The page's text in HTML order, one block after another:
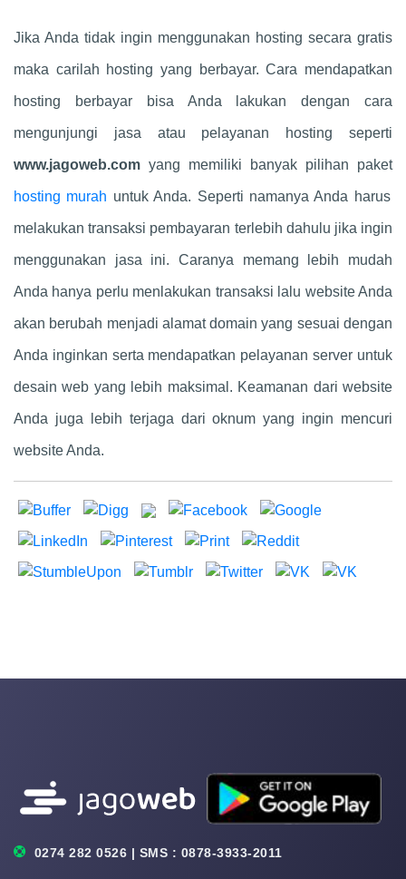
Jika Anda tidak ingin menggunakan hosting secara gratis
maka carilah hosting yang berbayar. Cara mendapatkan
hosting berbayar bisa Anda lakukan dengan cara
mengunjungi jasa atau pelayanan hosting seperti
www.jagoweb.com yang memiliki banyak pilihan paket
hosting murah untuk Anda. Seperti namanya Anda harus
melakukan transaksi pembayaran terlebih dahulu jika ingin
menggunakan jasa ini. Caranya memang lebih mudah
Anda hanya perlu menlakukan transaksi lalu website Anda
akan berubah menjadi alamat domain yang sesuai dengan
Anda inginkan serta mendapatkan pelayanan server untuk
desain web yang lebih maksimal. Keamanan dari website
Anda juga lebih terjaga dari oknum yang ingin mencuri
website Anda.
0274 282 0526 | SMS : 0878-3933-2011